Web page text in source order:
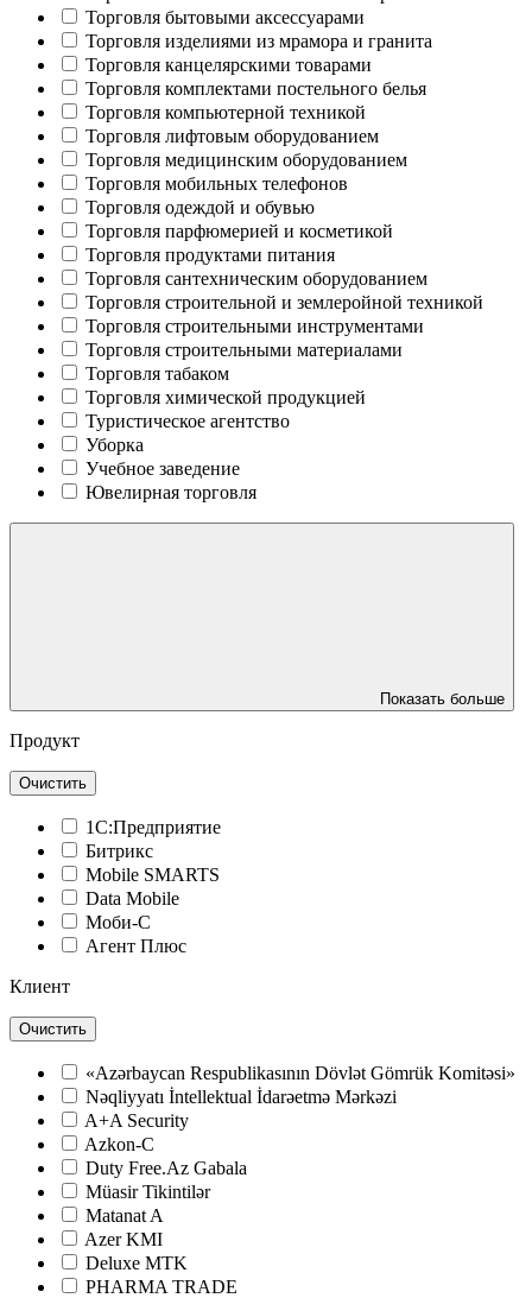
Торговля бытовыми аксессуарами
Торговля изделиями из мрамора и гранита
Торговля канцелярскими товарами
Торговля комплектами постельного белья
Торговля компьютерной техникой
Торговля лифтовым оборудованием
Торговля медицинским оборудованием
Торговля мобильных телефонов
Торговля одеждой и обувью
Торговля парфюмерией и косметикой
Торговля продуктами питания
Торговля сантехническим оборудованием
Торговля строительной и землеройной техникой
Торговля строительными инструментами
Торговля строительными материалами
Торговля табаком
Торговля химической продукцией
Туристическое агентство
Уборка
Учебное заведение
Ювелирная торговля
Показать больше
Продукт
Очистить
1С:Предприятие
Битрикс
Mobile SMARTS
Data Mobile
Моби-С
Агент Плюс
Клиент
Очистить
«Azərbaycan Respublikasının Dövlət Gömrük Komitəsi»
Nəqliyyatı İntellektual İdarəetmə Mərkəzi
A+A Security
Azkon-C
Duty Free.Az Gabala
Müasir Tikintilər
Matanat A
Azer KMI
Deluxe MTK
PHARMA TRADE